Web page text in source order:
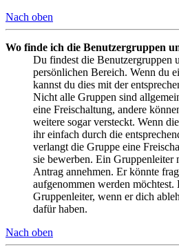
Nach oben
Wo finde ich die Benutzergruppen
Du findest die Benutzergruppen
persönlichen Bereich. Wenn du
kannst du dies mit der
Nicht alle Gruppen sind
eine Freischaltung, andere
weitere sogar versteckt. Wenn
ihr einfach durch die
verlangt die Gruppe eine
sie bewerben. Ein Gruppenleiter
Antrag annehmen. Er könnte
aufgenommen werden möchtest.
Gruppenleiter, wenn er dich
dafür haben.
Nach oben